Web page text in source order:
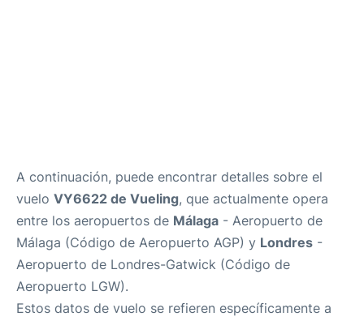
A continuación, puede encontrar detalles sobre el
vuelo VY6622 de Vueling, que actualmente opera
entre los aeropuertos de Málaga - Aeropuerto de
Málaga (Código de Aeropuerto AGP) y Londres -
Aeropuerto de Londres-Gatwick (Código de
Aeropuerto LGW).
Estos datos de vuelo se refieren específicamente a